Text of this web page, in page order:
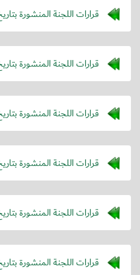
قرارات اللجنة المنشورة
قرارات اللجنة المنشورة
قرارات اللجنة المنشورة
قرارات اللجنة المنشورة
قرارات اللجنة المنشورة
قرارات اللجنة المنشورة